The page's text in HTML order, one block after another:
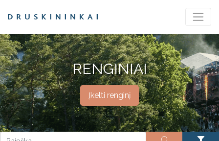
RENGINIAI
Įkelti renginį